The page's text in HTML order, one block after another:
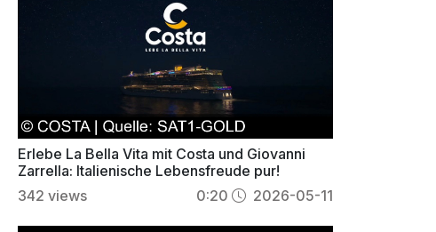
Erlebe La Bella Vita mit Costa und Giovanni
Zarrella: Italienische Lebensfreude pur!
342 views 0:20 2026-05-11